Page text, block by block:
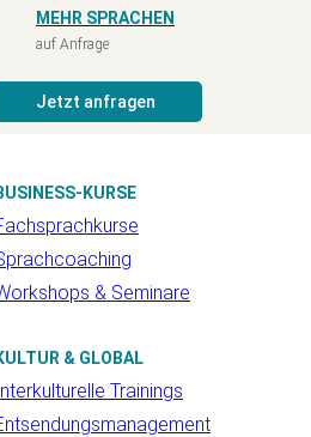
MEHR SPRACHEN
auf Anfrage
Jetzt anfragen
KURSE
& Seminare
& GLOBAL
Trainings